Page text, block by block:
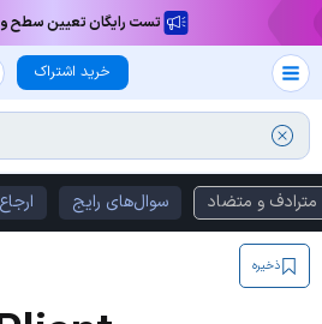
تست رایگان تعیین سطح
خرید اشتراک
مترادف و متضاد سوال‌های رایج ارجاع
ذخیره